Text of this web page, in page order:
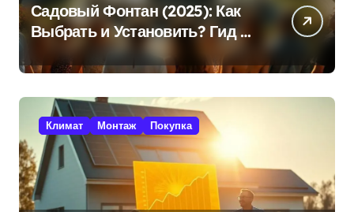
Садовый Фонтан (2025): Как
Выбрать и Установить? Гид +
Советы!
Климат Монтаж Покупка